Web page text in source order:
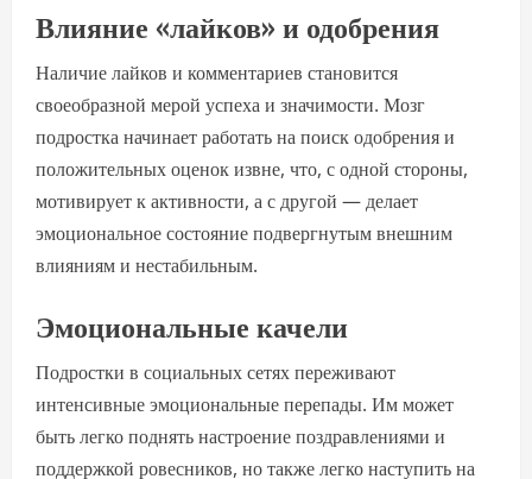
Влияние «лайков» и одобрения
Наличие лайков и комментариев становится
своеобразной мерой успеха и значимости. Мозг
подростка начинает работать на поиск одобрения и
положительных оценок извне, что, с одной стороны,
мотивирует к активности, а с другой — делает
эмоциональное состояние подвергнутым внешним
влияниям и нестабильным.
Эмоциональные качели
Подростки в социальных сетях переживают
интенсивные эмоциональные перепады. Им может
быть легко поднять настроение поздравлениями и
поддержкой ровесников, но также легко наступить на